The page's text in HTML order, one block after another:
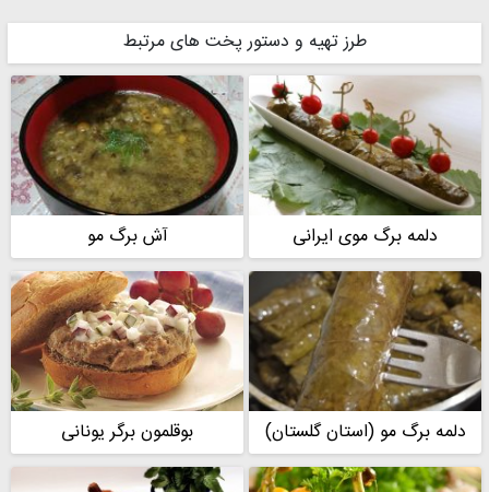
مامان سید طاها مامان سید طاها
طرز تهیه و دستور پخت های مرتبط
دلمه برگ موی ایرانی آش برگ مو
دلمه برگ مو (استان گلستان) بوقلمون برگر یونانی